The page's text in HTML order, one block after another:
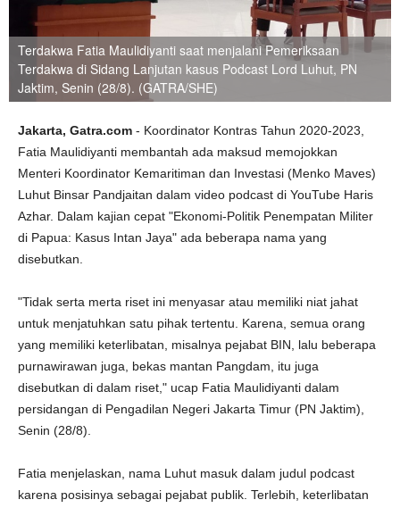
Terdakwa Fatia Maulidiyanti saat menjalani Pemeriksaan
Terdakwa di Sidang Lanjutan kasus Podcast Lord Luhut, PN
Jaktim, Senin (28/8). (GATRA/SHE)
Jakarta, Gatra.com - Koordinator Kontras Tahun 2020-2023,
Fatia Maulidiyanti membantah ada maksud memojokkan
Menteri Koordinator Kemaritiman dan Investasi (Menko Maves)
Luhut Binsar Pandjaitan dalam video podcast di YouTube Haris
Azhar. Dalam kajian cepat "Ekonomi-Politik Penempatan Militer
di Papua: Kasus Intan Jaya" ada beberapa nama yang
disebutkan.
"Tidak serta merta riset ini menyasar atau memiliki niat jahat
untuk menjatuhkan satu pihak tertentu. Karena, semua orang
yang memiliki keterlibatan, misalnya pejabat BIN, lalu beberapa
purnawirawan juga, bekas mantan Pangdam, itu juga
disebutkan di dalam riset," ucap Fatia Maulidiyanti dalam
persidangan di Pengadilan Negeri Jakarta Timur (PN Jaktim),
Senin (28/8).
Fatia menjelaskan, nama Luhut masuk dalam judul podcast
karena posisinya sebagai pejabat publik. Terlebih, keterlibatan